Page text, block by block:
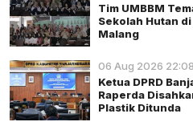
Tim UMBBM
Sekolah Hutan
Malang
06 Aug 2026 22:08
Ketua DPRD
Raperda
Plastik Ditunda